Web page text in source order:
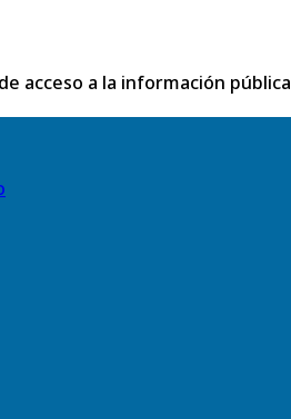
acceso a la información pública